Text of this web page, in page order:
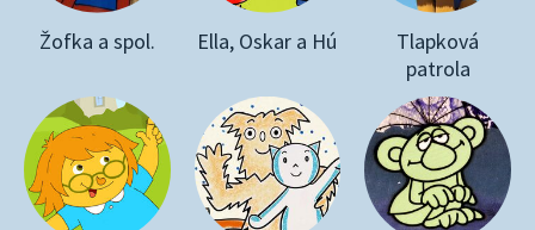
Žofka a spol. Ella, Oskar a Hú
Tlapková
patrola